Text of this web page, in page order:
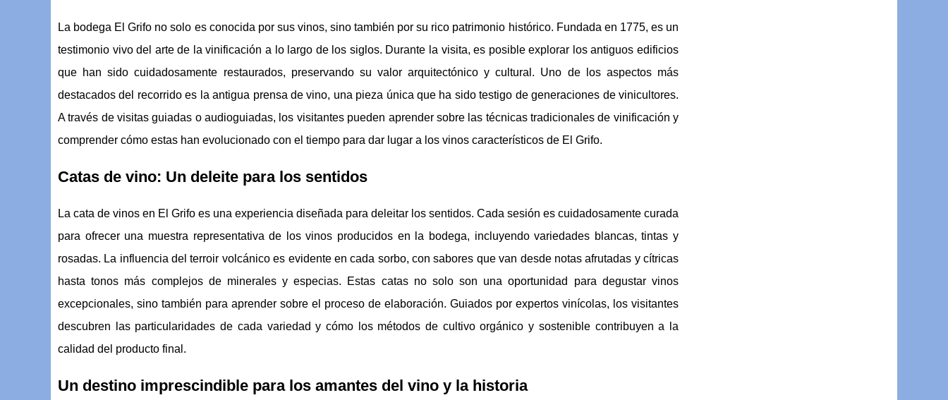
La bodega El Grifo no solo es conocida por sus vinos, sino también por su rico patrimonio histórico. Fundada en 1775, es un
testimonio vivo del arte de la vinificación a lo largo de los siglos. Durante la visita, es posible explorar los antiguos edificios
que han sido cuidadosamente restaurados, preservando su valor arquitectónico y cultural. Uno de los aspectos más
destacados del recorrido es la antigua prensa de vino, una pieza única que ha sido testigo de generaciones de vinicultores.
A través de visitas guiadas o audioguiadas, los visitantes pueden aprender sobre las técnicas tradicionales de vinificación y
comprender cómo estas han evolucionado con el tiempo para dar lugar a los vinos característicos de El Grifo.
Catas de vino: Un deleite para los sentidos
La cata de vinos en El Grifo es una experiencia diseñada para deleitar los sentidos. Cada sesión es cuidadosamente curada
para ofrecer una muestra representativa de los vinos producidos en la bodega, incluyendo variedades blancas, tintas y
rosadas. La influencia del terroir volcánico es evidente en cada sorbo, con sabores que van desde notas afrutadas y cítricas
hasta tonos más complejos de minerales y especias. Estas catas no solo son una oportunidad para degustar vinos
excepcionales, sino también para aprender sobre el proceso de elaboración. Guiados por expertos vinícolas, los visitantes
descubren las particularidades de cada variedad y cómo los métodos de cultivo orgánico y sostenible contribuyen a la
calidad del producto final.
Un destino imprescindible para los amantes del vino y la historia